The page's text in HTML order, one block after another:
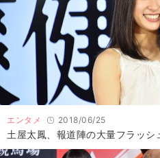
エンタメ 2018/06/25
土屋太鳳、報道陣の大量フラッ